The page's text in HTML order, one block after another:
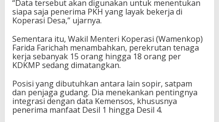
“Data tersebut akan digunakan untuk menentukan
siapa saja penerima PKH yang layak bekerja di
Koperasi Desa,” ujarnya.
Sementara itu, Wakil Menteri Koperasi (Wamenkop)
Farida Farichah menambahkan, perekrutan tenaga
kerja sebanyak 15 orang hingga 18 orang per
KDKMP sedang dimatangkan.
Posisi yang dibutuhkan antara lain sopir, satpam
dan penjaga gudang. Dia menekankan pentingnya
integrasi dengan data Kemensos, khususnya
penerima manfaat Desil 1 hingga Desil 4.